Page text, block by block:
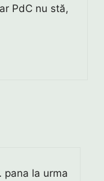
PdC nu stă,
pana la urma